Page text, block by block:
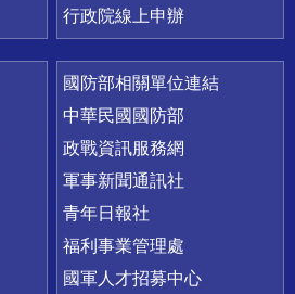
行政院線上申辦
國防部相關單位連結
中華民國國防部
政戰資訊服務網
軍事新聞通訊社
青年日報社
福利事業管理處
國軍人才招募中心